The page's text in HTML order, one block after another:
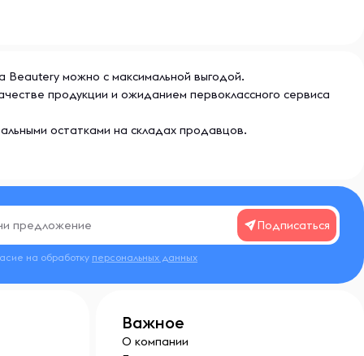
Beautery можно с максимальной выгодой.
продукции и ожиданием первоклассного сервиса
остатками на складах продавцов.
Подписаться
на обработку персональных данных
Важное
О компании